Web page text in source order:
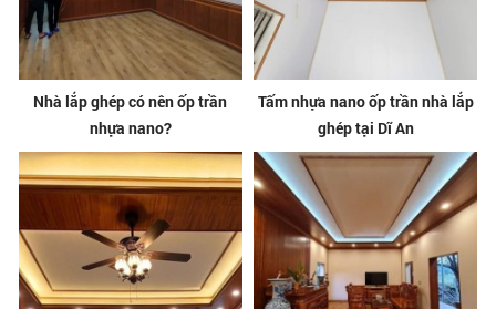
Nhà lắp ghép có nên ốp trần
nhựa nano?
Tấm nhựa nano ốp trần nhà lắp
ghép tại Dĩ An